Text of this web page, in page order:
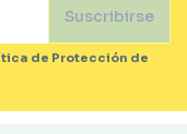
Suscribirse
de Protección de